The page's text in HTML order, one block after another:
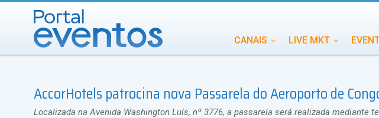
CANAIS LIVE MKT
INCENTIVOS INTERNACIONAL
AccorHotels patrocina nova Passarela do Aeroporto de
Localizada na Avenida Washington Luís, nº 3776, a passarela será realizada mediante